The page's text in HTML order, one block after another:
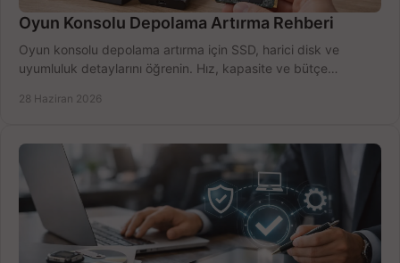
Oyun Konsolu Depolama Artırma Rehberi
Oyun konsolu depolama artırma için SSD, harici disk ve
uyumluluk detaylarını öğrenin. Hız, kapasite ve bütçe
28 Haziran 2026